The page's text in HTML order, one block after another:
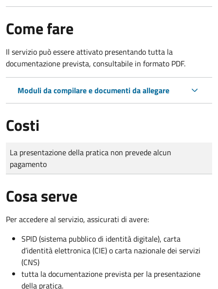
Come fare
Il servizio può essere attivato presentando tutta la
documentazione prevista, consultabile in formato PDF.
Moduli da compilare e documenti da allegare
Costi
Tipo di pagamento
Importo
La presentazione della pratica non prevede alcun
pagamento
Cosa serve
Per accedere al servizio, assicurati di avere:
SPID (sistema pubblico di identità digitale), carta
d’identità elettronica (CIE) o carta nazionale dei servizi
(CNS)
tutta la documentazione prevista per la presentazione
della pratica.